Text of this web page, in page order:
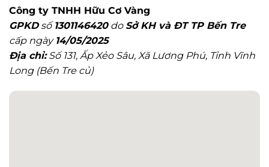
Chi
Ở
Đâu
Uy
Công ty TNHH Hữu Cơ Vàng
GPKDsố 1301146420do Sở KH và ĐT TP Bến Tre
cấp ngày 14/05/2025
Địa chỉ:Số 131, Ấp Xẻo Sâu, Xã Lương Phú, Tỉnh Vĩnh
Long (Bến Tre củ)